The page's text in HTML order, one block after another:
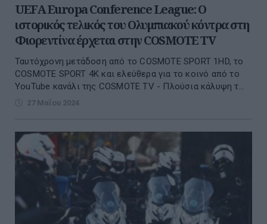
UEFA Europa Conference League: Ο
ιστορικός τελικός του Ολυμπιακού κόντρα στη
Φιορεντίνα έρχεται στην COSMOTE TV
Ταυτόχρονη μετάδοση από το COSMOTE SPORT 1HD, το
COSMOTE SPORT 4K και ελεύθερα για το κοινό από το
YouTube κανάλι της COSMOTE TV - Πλούσια κάλυψη τ...
27 Μαΐου 2024